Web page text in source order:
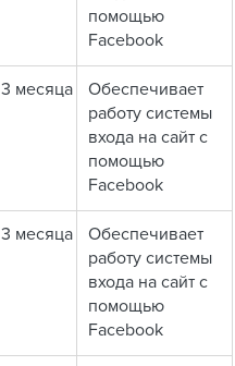
помощью
Facebook
3 месяца
Обеспечивает
работу системы
входа на сайт с
помощью
Facebook
3 месяца
Обеспечивает
работу системы
входа на сайт с
помощью
Facebook